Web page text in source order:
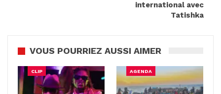
international avec
Tatishka
VOUS POURRIEZ AUSSI AIMER
CLIP AGENDA